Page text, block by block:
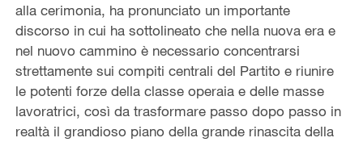
alla cerimonia, ha pronunciato un importante
discorso in cui ha sottolineato che nella nuova era e
nel nuovo cammino è necessario concentrarsi
strettamente sui compiti centrali del Partito e riunire
le potenti forze della classe operaia e delle masse
lavoratrici, così da trasformare passo dopo passo in
realtà il grandioso piano della grande rinascita della